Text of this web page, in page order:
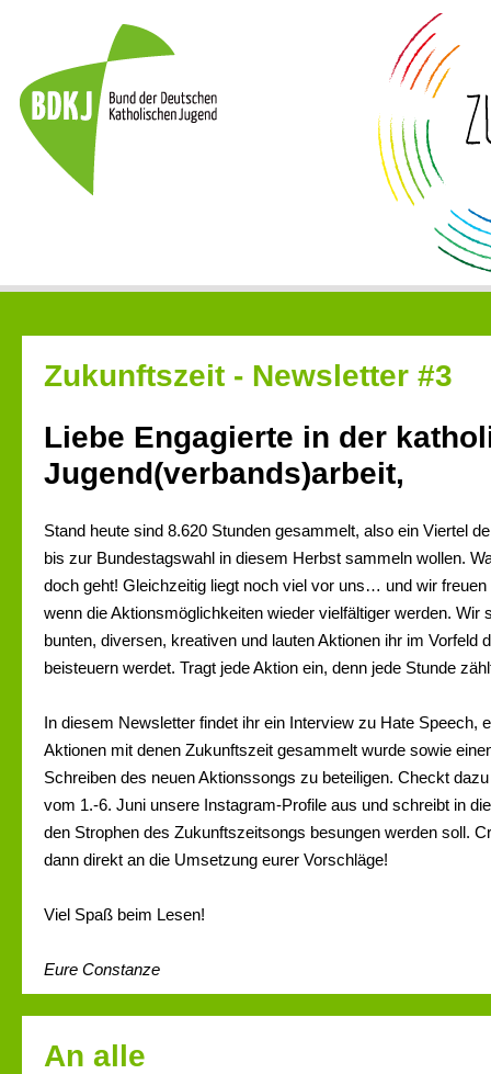
Zukunftszeit - Newsletter #3
Liebe Engagierte in der
Jugend(verbands)arbeit,
Stand heute sind 8.620 Stunden gesammelt, also ein Viertel
bis zur Bundestagswahl in diesem Herbst sammeln wollen.
doch geht! Gleichzeitig liegt noch viel vor uns… und wir
wenn die Aktionsmöglichkeiten wieder vielfältiger werden. Wir
bunten, diversen, kreativen und lauten Aktionen ihr im Vorfeld
beisteuern werdet. Tragt jede Aktion ein, denn jede Stunde
In diesem Newsletter findet ihr ein Interview zu Hate Speech,
Aktionen mit denen Zukunftszeit gesammelt wurde sowie
Schreiben des neuen Aktionssongs zu beteiligen. Checkt
vom 1.-6. Juni unsere Instagram-Profile aus und schreibt in
den Strophen des Zukunftszeitsongs besungen werden soll.
dann direkt an die Umsetzung eurer Vorschläge!
Viel Spaß beim Lesen!
Eure Constanze
An alle